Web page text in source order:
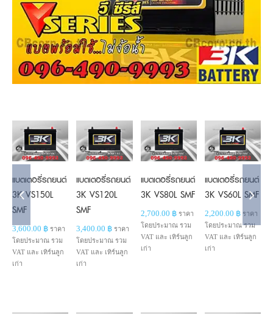
แบตเตอรี่รถยนต์
3K VS150L
SMF
3,600.00 ฿ ราคา
โดยประมาณ รวม
VAT และ เทิร์นลูก
เก่า
Add to
cart
Details
แบตเตอรี่รถยนต์
3K VS120L
SMF
3,400.00 ฿ ราคา
โดยประมาณ รวม
VAT และ เทิร์นลูก
เก่า
Add to
cart
Details
แบตเตอรี่รถยนต์
3K VS80L SMF
2,700.00 ฿ ราคา
โดยประมาณ รวม
VAT และ เทิร์นลูก
เก่า
Add to
cart
Details
แบตเตอรี่รถยนต์
3K VS60L SMF
2,200.00 ฿ ราคา
โดยประมาณ รวม
VAT และ เทิร์นลูก
เก่า
Add to
cart
Details